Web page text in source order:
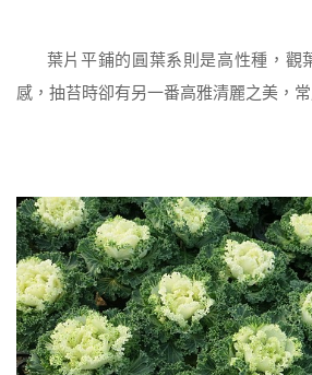
葉片平鋪的圓葉系則是高性種，觀
感，抽苔時卻有另一番高雅清麗之美，常